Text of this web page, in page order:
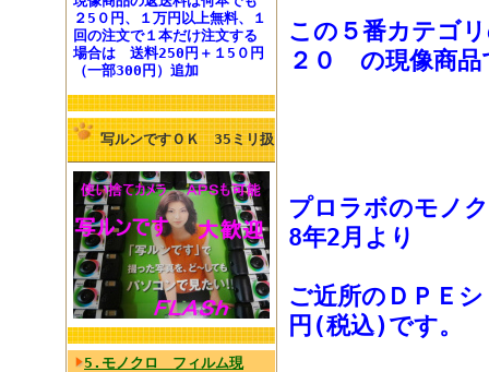
２5０円、１万円以上無料、１
回の注文で１本だけ注文する
場合は 送料250円 ＋１5０円
（一部300円）追加
写ルンですＯＫ 35ミリ扱
5.モノクロ フィルム現
この５番カテゴ
２０ の現像商品
プロラボのモ
8年2月より
ご近所のＤＰＥ
円(税込)です。